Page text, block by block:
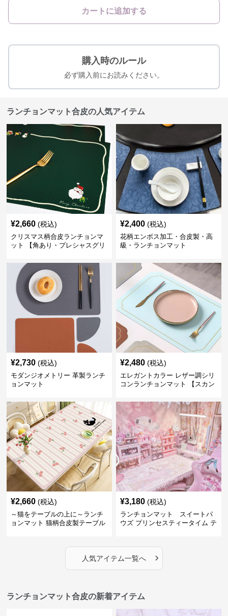
カートに追加する
購入時のルール
必ず購入前にお読みください。
ランチョンマット合皮の人気アイテム
¥2,660 (税込)
クリスマス柄合皮ランチョンマ
ット 【角あり・プレシャスグリ
¥2,400 (税込)
花柄エンボス加工・合皮製・高
級・ランチョンマット
¥2,730 (税込)
モダンジオメトリー 革製ランチ
ョンマット
¥2,480 (税込)
エレガントカラー レザー調シリ
コンランチョンマット 【スカン
¥2,660 (税込)
～猫をテーブルの上に～ランチ
ョンマット 猫柄合皮製テーブル
トセール皆様に良さを知ってほ
しい～ ～緊急300円引き～
¥3,180 (税込)
ランチョンマット スイートパ
ウズ プリンセスティータイム テ
人気アイテム一覧へ ›
ランチョンマット合皮の新着アイテム